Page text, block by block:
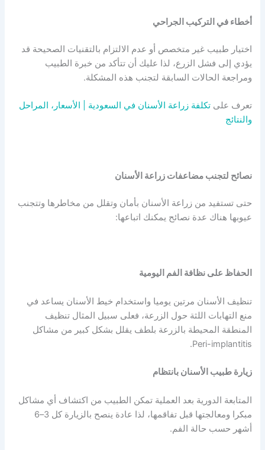
أخطاء في التركيب الجراحي
اختيار طبيب غير متخصص أو عدم الالتزام بالتقنيات الصحيحة قد
يؤدي إلى فشل الزرع، لذا عليك أن تتأكد من خبرة الطبيب
ومراجعة الحالات السابقة لتجنب هذه المشكلة.
تعرف علىتكلفة زراعة الأسنان في السعودية | الأسعار، المراحل
والنتائج
نصائح لتجنب مضاعفات زراعة الأسنان
حتى تستفيد من زراعة الأسنان بأمان وتقلل من مخاطرها وتتجنب
عيوبها هناك عدة نصائح يمكنك اتباعها:
الحفاظ على نظافة الفم اليومية
تنظيف الأسنان مرتين يوميا واستخدام خيط الأسنان يساعد في
منع التهابات اللثة حول الزرعة، فعلى سبيل المثال تنظيف
المنطقة المحيطة بالزرعة بلطف يقلل بشكل كبير من مشاكل
Peri-implantitis.
زيارة طبيب الأسنان بانتظام
المتابعة الدورية بعد العملية تمكن الطبيب من اكتشاف أي مشاكل
مبكرا ومعالجتها قبل تفاقمها، لذا عادة ينصح بالزيارة كل 3–6
أشهر حسب حالة الفم.